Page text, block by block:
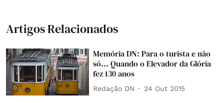
Artigos Relacionados
Memória DN: Para o turista e não
só... Quando o Elevador da Glória
fez 130 anos
Redação DN 24 Out 2015